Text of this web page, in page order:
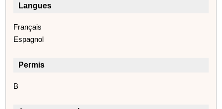
Langues
Français
Espagnol
Permis
B